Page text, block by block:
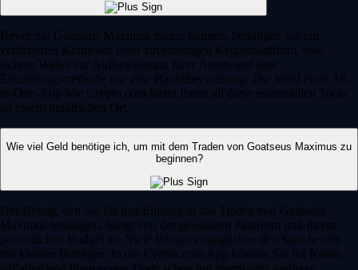
Bevor Sie Goatseus Maximus traden können, benötigen Sie ein
verifiziertes Konto auf einer zuverlässigen Kryptoplattform, eine
sichere Wallet zur Aufbewahrung Ihrer Assets und eine
Einzahlungsmethode wie eine Banküberweisung. Die Wahl einer All-
in-One-App wie Crypto.com bietet Ihnen all diese essenziellen Tools
an einem praktischen Ort.
Wie viel Geld benötige ich, um mit dem Traden von Goatseus Maximus zu
beginnen?
Der Betrag, den Sie für den Einstieg in das Traden von Goatseus
Maximus benötigen, hängt von der gewählten Plattform und Ihrem
persönlichen Budget ab. Viele Börsen ermöglichen den Start bereits
mit kleinen Beträgen. In der Crypto.com App können Sie Ihr Konto